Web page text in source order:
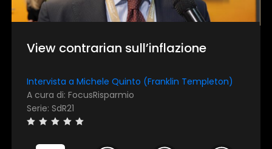
View contrarian sull’inflazione
Intervista a Michele Quinto (Franklin Templeton)
A cura di: FocusRisparmio
Serie: SdR21